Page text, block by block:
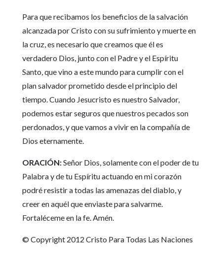
Para que recibamos los beneficios de la salvación
alcanzada por Cristo con su sufrimiento y muerte en
la cruz, es necesario que creamos que él es
verdadero Dios, junto con el Padre y el Espíritu
Santo, que vino a este mundo para cumplir con el
plan salvador prometido desde el principio del
tiempo. Cuando Jesucristo es nuestro Salvador,
podemos estar seguros que nuestros pecados son
perdonados, y que vamos a vivir en la compañía de
Dios eternamente.
ORACIÓN:Señor Dios, solamente con el poder de tu
Palabra y de tu Espíritu actuando en mi corazón
podré resistir a todas las amenazas del diablo, y
creer en aquél que enviaste para salvarme.
Fortaléceme en la fe. Amén.
© Copyright 2012 Cristo Para Todas Las Naciones